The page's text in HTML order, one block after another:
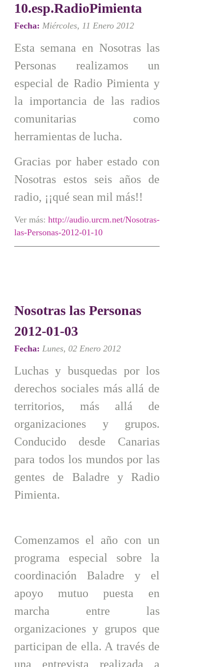
10.esp.RadioPimienta
Fecha: Miércoles, 11 Enero 2012
Esta semana en Nosotras las
Personas realizamos un
especial de Radio Pimienta y
la importancia de las radios
comunitarias como
herramientas de lucha.
Gracias por haber estado con
Nosotras estos seis años de
radio, ¡¡qué sean mil más!!
Ver más: http://audio.urcm.net/Nosotras-
las-Personas-2012-01-10
Nosotras las Personas
2012-01-03
Fecha: Lunes, 02 Enero 2012
Luchas y busquedas por los
derechos sociales más allá de
territorios, más allá de
organizaciones y grupos.
Conducido desde Canarias
para todos los mundos por las
gentes de Baladre y Radio
Pimienta.
Comenzamos el año con un
programa especial sobre la
coordinación Baladre y el
apoyo mutuo puesta en
marcha entre las
organizaciones y grupos que
participan de ella. A través de
una entrevista realizada a